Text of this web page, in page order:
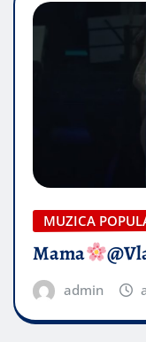
MUZICA
Mama
admin